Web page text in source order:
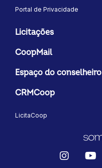
Portal de Privacidade
Licitações
CoopMail
Espaço do conselheiro
CRMCoop
LicitaCoop